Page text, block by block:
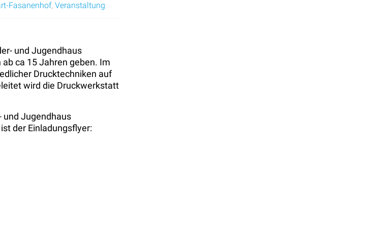
Fasanenhof, Veranstaltung
und Jugendhaus
ca 15 Jahren geben. Im
Drucktechniken auf
wird die Druckwerkstatt
und Jugendhaus
der Einladungsflyer: